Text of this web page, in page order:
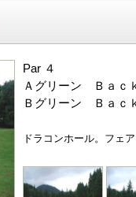
Par ４
Ａグリーン Ｂａｃ
Ｂグリーン Ｂａｃ
ドラコンホール。フェ